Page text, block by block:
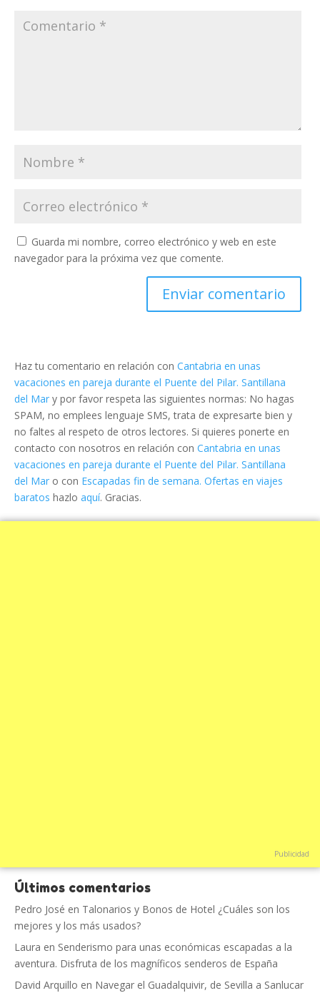
Guarda mi nombre, correo electrónico y web en este
navegador para la próxima vez que comente.
Haz tu comentario en relación con Cantabria en unas
vacaciones en pareja durante el Puente del Pilar. Santillana
del Mar y por favor respeta las siguientes normas: No hagas
SPAM, no emplees lenguaje SMS, trata de expresarte bien y
no faltes al respeto de otros lectores. Si quieres ponerte en
contacto con nosotros en relación con Cantabria en unas
vacaciones en pareja durante el Puente del Pilar. Santillana
del Mar o con Escapadas fin de semana. Ofertas en viajes
baratos hazlo aquí. Gracias.
Publicidad
Últimos comentarios
Pedro José en Talonarios y Bonos de Hotel ¿Cuáles son los
mejores y los más usados?
Laura en Senderismo para unas económicas escapadas a la
aventura. Disfruta de los magníficos senderos de España
David Arquillo en Navegar el Guadalquivir, de Sevilla a Sanlucar